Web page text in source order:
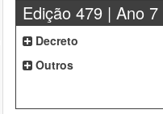
Edição 479 | Ano 7
Decreto
Outros